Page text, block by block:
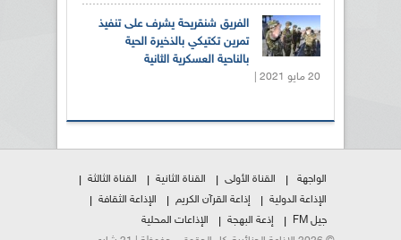
الفريق شنقريحة يشرف على تنفيذ
تمرين تكتيكي بالذخيرة الحية
بالناحية العسكرية الثانية
20 مايو 2021 |
الواجهة القناة الأولى القناة الثانية
القناة الثالثة
الإذاعة الدولية
إذاعة القرآن الكريم
الإذاعة الثقافة
جيل FM
إذعة البهجة
الإذاعات المحلية